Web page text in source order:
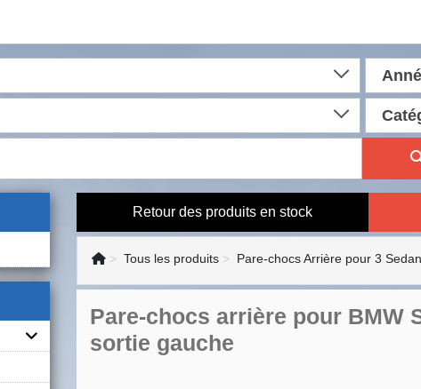
Retour des produits en stock
Tous les produits Pare-chocs Arrière pour 3
Pare-chocs arrière pour BMW
sortie gauche